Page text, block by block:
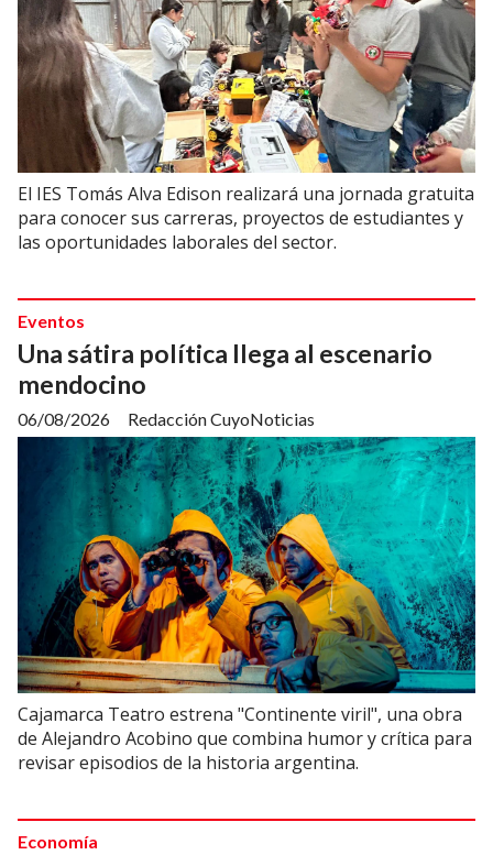
El IES Tomás Alva Edison realizará una jornada gratuita
para conocer sus carreras, proyectos de estudiantes y
las oportunidades laborales del sector.
Una sátira política llega al escenario
mendocino
Redacción CuyoNoticias
Eventos
06/08/2026
Cajamarca Teatro estrena "Continente viril", una obra
de Alejandro Acobino que combina humor y crítica para
revisar episodios de la historia argentina.
Economía